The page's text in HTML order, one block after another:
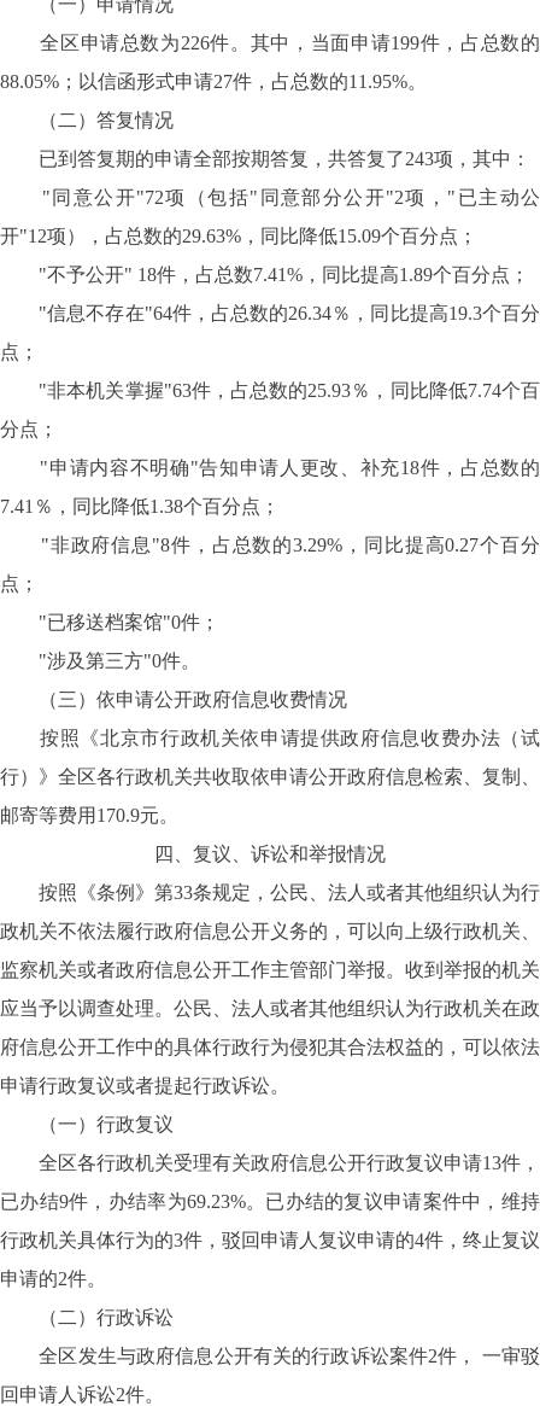
（一）申请情况
全区申请总数为226件。其中，当面申请199件，占总数的
88.05%；以信函形式申请27件，占总数的11.95%。
（二）答复情况
已到答复期的申请全部按期答复，共答复了243项，其中：
"同意公开"72项（包括"同意部分公开"2项，"已主动公
开"12项），占总数的29.63%，同比降低15.09个百分点；
"不予公开" 18件，占总数7.41%，同比提高1.89个百分点；
"信息不存在"64件，占总数的26.34％，同比提高19.3个百分
点；
"非本机关掌握"63件，占总数的25.93％，同比降低7.74个百
分点；
"申请内容不明确"告知申请人更改、补充18件，占总数的
7.41％，同比降低1.38个百分点；
"非政府信息"8件，占总数的3.29%，同比提高0.27个百分
点；
"已移送档案馆"0件；
"涉及第三方"0件。
（三）依申请公开政府信息收费情况
按照《北京市行政机关依申请提供政府信息收费办法（试
行）》全区各行政机关共收取依申请公开政府信息检索、复制、
邮寄等费用170.9元。
四、复议、诉讼和举报情况
按照《条例》第33条规定，公民、法人或者其他组织认为行
政机关不依法履行政府信息公开义务的，可以向上级行政机关、
监察机关或者政府信息公开工作主管部门举报。收到举报的机关
应当予以调查处理。公民、法人或者其他组织认为行政机关在政
府信息公开工作中的具体行政行为侵犯其合法权益的，可以依法
申请行政复议或者提起行政诉讼。
（一）行政复议
全区各行政机关受理有关政府信息公开行政复议申请13件，
已办结9件，办结率为69.23%。已办结的复议申请案件中，维持
行政机关具体行为的3件，驳回申请人复议申请的4件，终止复议
申请的2件。
（二）行政诉讼
全区发生与政府信息公开有关的行政诉讼案件2件， 一审驳
回申请人诉讼2件。